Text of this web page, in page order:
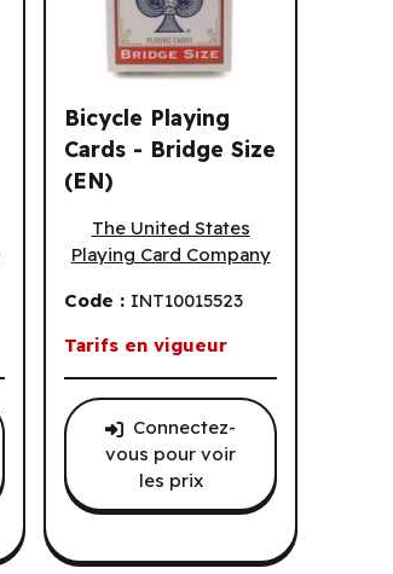
Bicycle Playing
Cards - Bridge Size
(EN)
The United States
Playing Card Company
Code : INT10015523
Tarifs en vigueur
Connectez-
vous pour voir
les prix